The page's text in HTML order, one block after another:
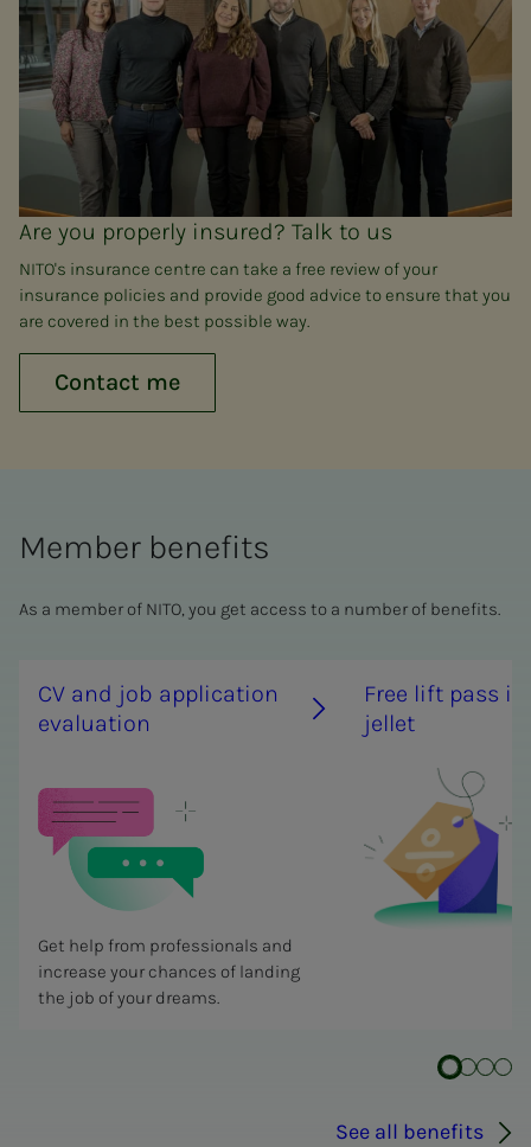
Are you properly insured? Talk to us
NITO's insurance centre can take a free review of your
insurance policies and provide good advice to ensure that you
are covered in the best possible way.
Contact me
Member benefits
As a member of NITO, you get access to a number of benefits.
CV and job ap­­­pli­­­ca­­­tion
eval­u­a­­­tion
Get help from professionals and
increase your chances of landing
the job of your dreams.
Free lift pass
jel­let
See all benefits